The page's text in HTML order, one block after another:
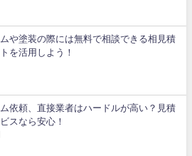
や塗装の際には無料で相談できる相見積
を活用しよう！
依頼、直接業者はハードルが高い？見積
スなら安心！